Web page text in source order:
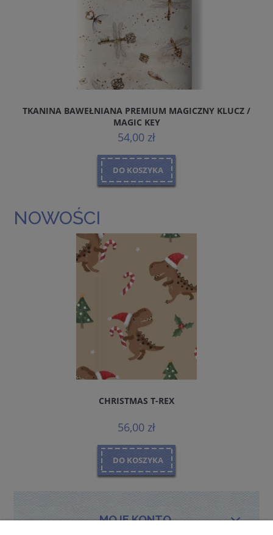
TKANINA BAWEŁNIANA PREMIUM MAGICZNY KLUCZ /
MAGIC KEY
54,00 zł
DO KOSZYKA
NOWOŚCI
CHRISTMAS T-REX
56,00 zł
DO KOSZYKA
MOJE KONTO